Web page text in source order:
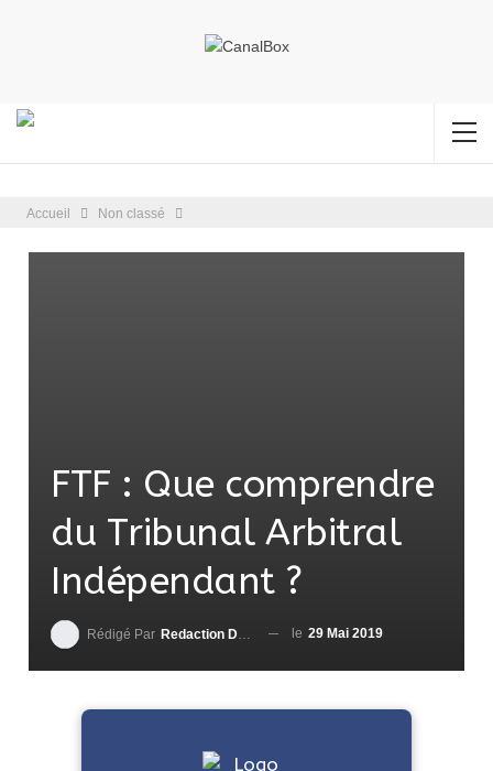
Accueil Non classé
FTF : Que comprendre
du Tribunal Arbitral
Indépendant ?
Rédigé Par Redaction DjenaSport le 29 Mai 2019